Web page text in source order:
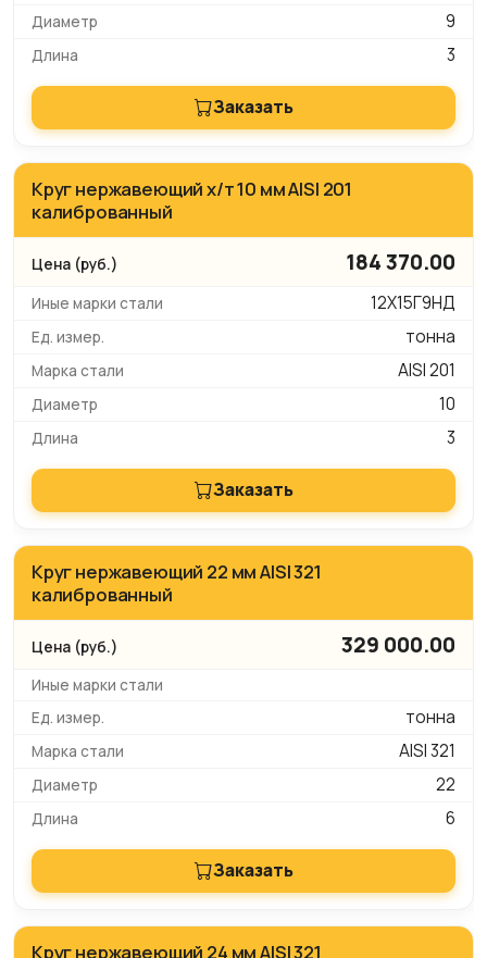
9
3
Заказать
Круг нержавеющий х/т 10 мм AISI 201
калиброванный
184 370.00
12Х15Г9НД
тонна
AISI 201
10
3
Заказать
Круг нержавеющий 22 мм AISI 321
калиброванный
329 000.00
тонна
AISI 321
22
6
Заказать
Круг нержавеющий 24 мм AISI 321